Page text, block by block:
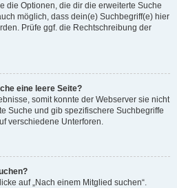
die Optionen, die dir die erweiterte Suche
möglich, dass dein(e) Suchbegriff(e) hier
Prüfe ggf. die Rechtschreibung der
eine leere Seite?
somit konnte der Webserver sie nicht
Suche und gib spezifischere Suchbegriffe
verschiedene Unterforen.
auf „Nach einem Mitglied suchen“.